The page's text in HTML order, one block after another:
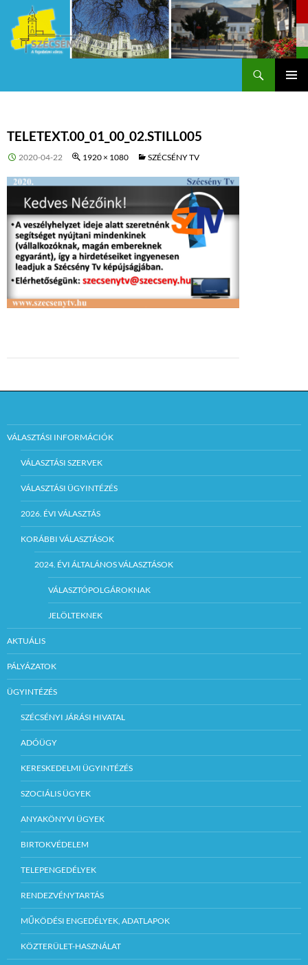
TELETEXT.00_01_00_02.STILL005
2020-04-22 1920 × 1080 SZÉCSÉNY TV
VÁLASZTÁSI INFORMÁCIÓK
VÁLASZTÁSI SZERVEK
VÁLASZTÁSI ÜGYINTÉZÉS
2026. ÉVI VÁLASZTÁS
KORÁBBI VÁLASZTÁSOK
2024. ÉVI ÁLTALÁNOS VÁLASZTÁSOK
VÁLASZTÓPOLGÁROKNAK
JELÖLTEKNEK
AKTUÁLIS
PÁLYÁZATOK
ÜGYINTÉZÉS
SZÉCSÉNYI JÁRÁSI HIVATAL
ADÓÜGY
KERESKEDELMI ÜGYINTÉZÉS
SZOCIÁLIS ÜGYEK
ANYAKÖNYVI ÜGYEK
BIRTOKVÉDELEM
TELEPENGEDÉLYEK
RENDEZVÉNYTARTÁS
MŰKÖDÉSI ENGEDÉLYEK, ADATLAPOK
KÖZTERÜLET-HASZNÁLAT